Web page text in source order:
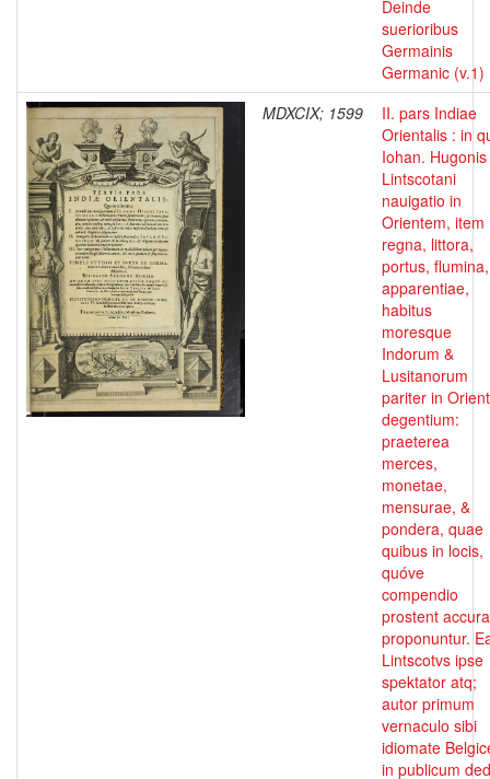
Deinde
suerioribus
Germainis
Germanic (v.1)
MDXCIX; 1599
II. pars Indiae
Orientalis : in
Iohan. Hugonis
Lintscotani
nauigatio in
Orientem, item
regna, littora,
portus, flumina,
apparentiae,
habitus
moresque
Indorum &
Lusitanorum
pariter in
degentium:
praeterea
merces,
monetae,
mensurae, &
pondera, quae
quibus in locis,
quóve
compendio
prostent
proponuntur.
Lintscotvs ipse
spektator atq;
autor primum
vernaculo sibi
idiomate
in publicum